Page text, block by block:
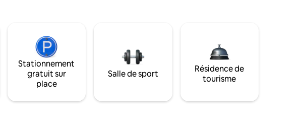
Stationnement
gratuit sur
place
Salle de sport
Résidence de
tourisme